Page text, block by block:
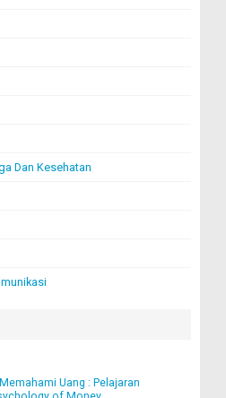
Dan Kesehatan
Uang : Pelajaran